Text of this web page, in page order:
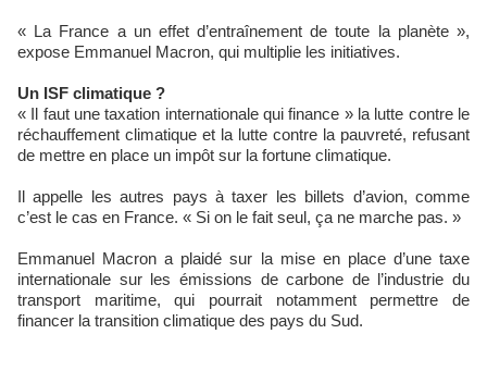
« La France a un effet d’entraînement de toute la planète »,
expose Emmanuel Macron, qui multiplie les initiatives.
Un ISF climatique ?
« Il faut une taxation internationale qui finance » la lutte contre le
réchauffement climatique et la lutte contre la pauvreté, refusant
de mettre en place un impôt sur la fortune climatique.
Il appelle les autres pays à taxer les billets d’avion, comme
c’est le cas en France. « Si on le fait seul, ça ne marche pas. »
Emmanuel Macron a plaidé sur la mise en place d’une taxe
internationale sur les émissions de carbone de l’industrie du
transport maritime, qui pourrait notamment permettre de
financer la transition climatique des pays du Sud.